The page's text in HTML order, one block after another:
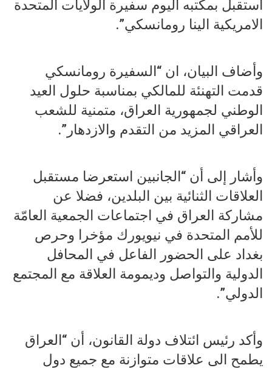
أستقبل بمكتبه اليوم سفيرة الولايات المتحدة
الامريكية الينا رومانسكي”.
وأضاف البيان، ان “السفيرة رومانسكي
قدمت التهنئة للمالكي بمناسبة حلول العيد
الوطني لجمهورية العراق، متمنية للشعب
العراقي المزيد من التقدم والازدهار”.
وأشار إلى أن “الجانبين استعرضا مستقبل
العلاقات الثنائية بين البلدين، فضلا عن
مشاركة العراق في اجتماعات الجمعية العامّة
للأمم المتحدة في نيويورك مؤخرا وحرص
بغداد على الحضور الفاعل في المحافل
الدولية والتواصل وديمومة العلاقة مع المجتمع
الدولي”.
وأكد رئيس ائتلاف دولة القانون، أن “العراق
يطمح الى علاقات متوازنة مع جميع دول